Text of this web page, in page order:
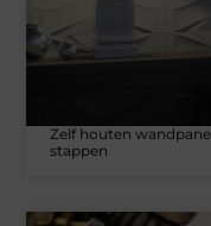
Zelf houten
stappen